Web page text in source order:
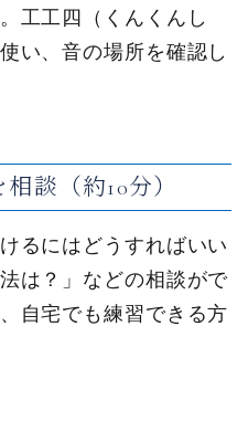
工工四（くんくんし
い、音の場所を確認し
談（約10分）
るにはどうすればいい
は？」などの相談がで
自宅でも練習できる方